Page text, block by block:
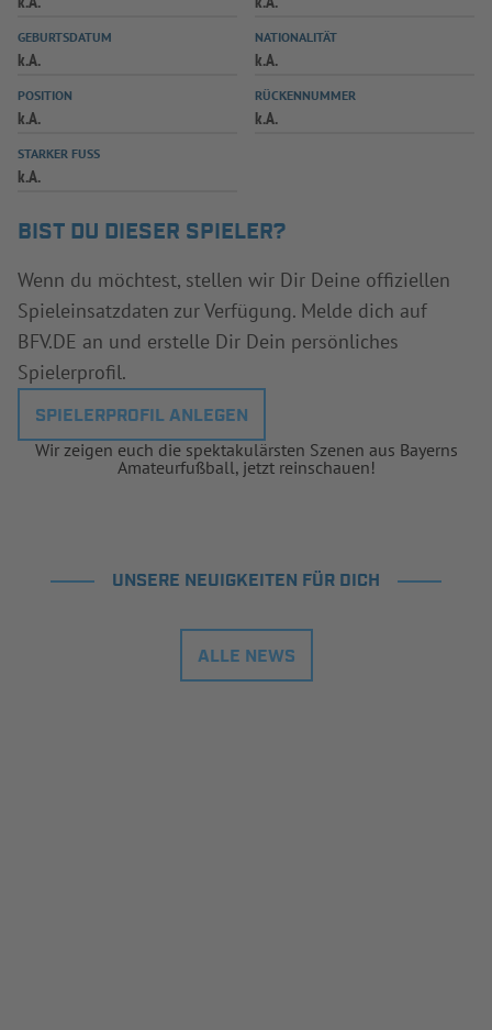
SPIELPLUS
GEBURTSDATUM
k.A.
NATIONALITÄT
k.A.
POSITION
k.A.
RÜCKENNUMMER
k.A.
STARKER FUSS
k.A.
BIST DU DIESER SPIELER?
Wenn du möchtest, stellen wir Dir Deine offiziellen
Spieleinsatzdaten zur Verfügung. Melde dich auf
BFV.DE an und erstelle Dir Dein persönliches
Spielerprofil.
SPIELERPROFIL ANLEGEN
Wir zeigen euch die spektakulärsten Szenen aus Bayerns
Amateurfußball, jetzt reinschauen!
UNSERE NEUIGKEITEN FÜR DICH
ALLE NEWS